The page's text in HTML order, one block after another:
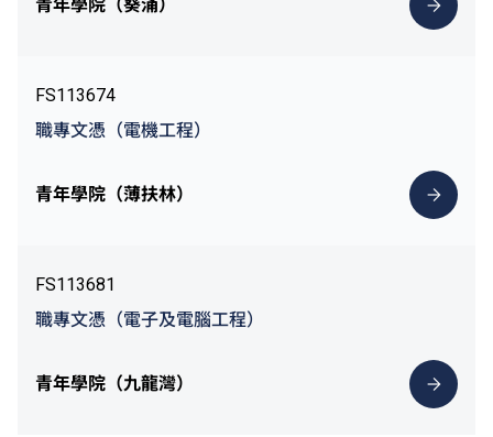
青年學院（葵涌）
FS113674
職專文憑（電機工程）
青年學院（薄扶林）
FS113681
職專文憑（電子及電腦工程）
青年學院（九龍灣）